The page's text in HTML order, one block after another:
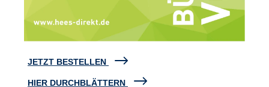
JETZT BESTELLEN
HIER DURCHBLÄTTERN